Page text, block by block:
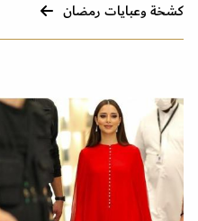
كشخة وعبايات رمضان